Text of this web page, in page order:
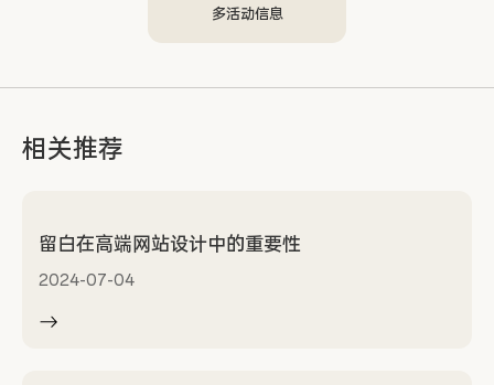
多活动信息
相关推荐
留白在高端网站设计中的重要性
2024-07-04